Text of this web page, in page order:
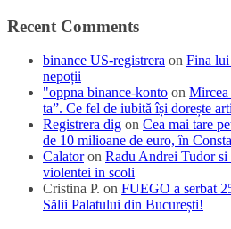
Recent Comments
binance US-registrera on Fina lui
nepoții
"oppna binance-konto on Mircea
ta”. Ce fel de iubită își dorește
Registrera dig on Cea mai tare
de 10 milioane de euro, în
Calatoron Radu Andrei Tudor
violentei in scoli
Cristina P. on FUEGO a serbat
Sălii Palatului din București!